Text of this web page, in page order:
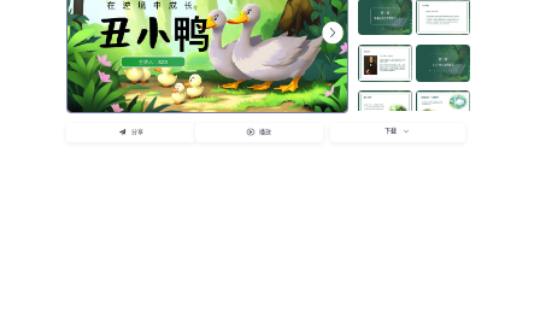
分享 播放 下载